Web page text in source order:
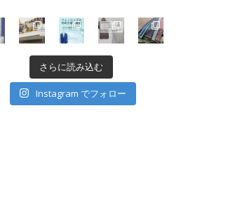
さらに読み込む
Instagram でフォロー